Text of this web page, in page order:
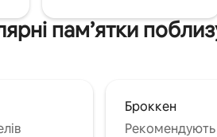
пам’ятки
Броккен
Рекомендують